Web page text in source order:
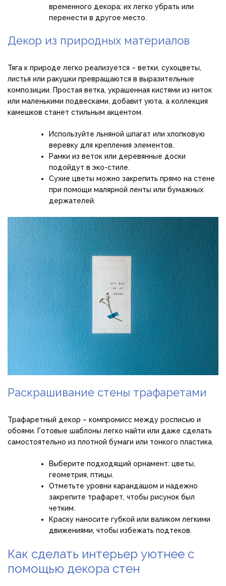
временного декора: их легко убрать или
перенести в другое место.
Декор из природных материалов
Тяга к природе легко реализуется – ветки, сухоцветы,
листья или ракушки превращаются в выразительные
композиции. Простая ветка, украшенная кистями из ниток
или маленькими подвесками, добавит уюта, а коллекция
камешков станет стильным акцентом.
Используйте льняной шпагат или хлопковую
веревку для крепления элементов.
Рамки из веток или деревянные доски
подойдут в эко-стиле.
Сухие цветы можно закрепить прямо на стене
при помощи малярной ленты или бумажных
держателей.
Раскрашивание стены трафаретами
Трафаретный декор – компромисс между росписью и
обоями. Готовые шаблоны легко найти или даже сделать
самостоятельно из плотной бумаги или тонкого пластика.
Выберите подходящий орнамент: цветы,
геометрия, птицы.
Отметьте уровни карандашом и надежно
закрепите трафарет, чтобы рисунок был
четким.
Краску наносите губкой или валиком легкими
движениями, чтобы избежать подтеков.
Как сделать интерьер уютнее с
помощью декора стен